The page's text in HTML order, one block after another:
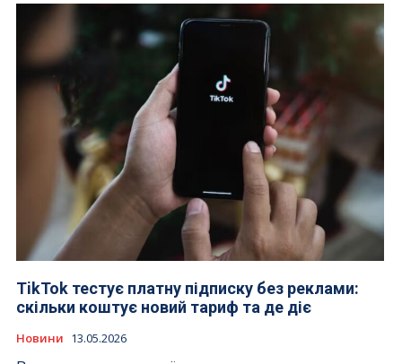
TikTok тестує платну підписку без реклами:
скільки коштує новий тариф та де діє
Новини 13.05.2026